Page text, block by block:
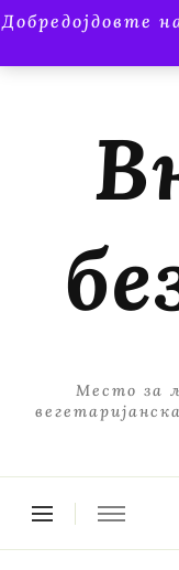
Добредојдовте
Место за